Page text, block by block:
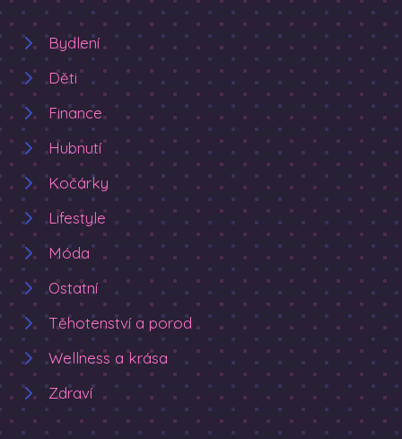
Bydlení
Děti
Finance
Hubnutí
Kočárky
Lifestyle
Móda
Ostatní
Těhotenství a porod
Wellness a krása
Zdraví